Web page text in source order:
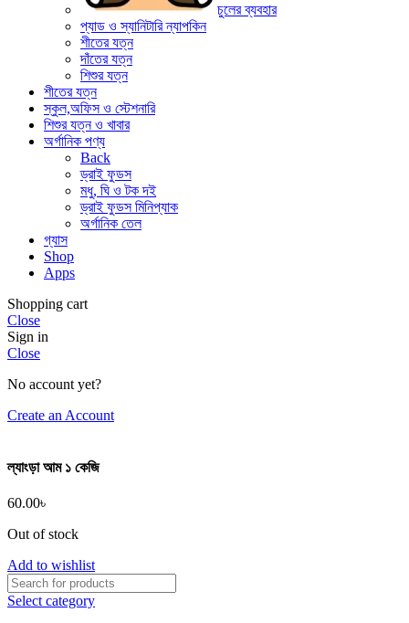
চুলের ব্যবহার
প্যাড ও স্যানিটারি ন্যাপকিন
শীতের যত্ন
দাঁতের যত্ন
শিশুর যত্ন
শীতের যত্ন
স্কুল,অফিস ও স্টেশনারি
শিশুর যত্ন ও খাবার
অর্গানিক পণ্য
Back
ড্রাই ফুডস
মধু, ঘি ও টক দই
ড্রাই ফুডস মিনিপ্যাক
অর্গানিক তেল
গ্যাস
Shop
Apps
Shopping cart
Close
Sign in
Close
No account yet?
Create an Account
ল্যাংড়া আম ১ কেজি
60.00৳
Out of stock
Add to wishlist
Select category